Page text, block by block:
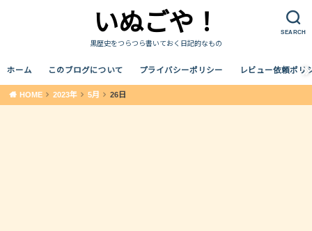
SEARCH
いぬごや！
黒歴史をつらつら書いておく日記的なもの
ホーム このブログについて プライバシーポリシー レビュー依頼ポリ
HOME 2023年 5月 26日